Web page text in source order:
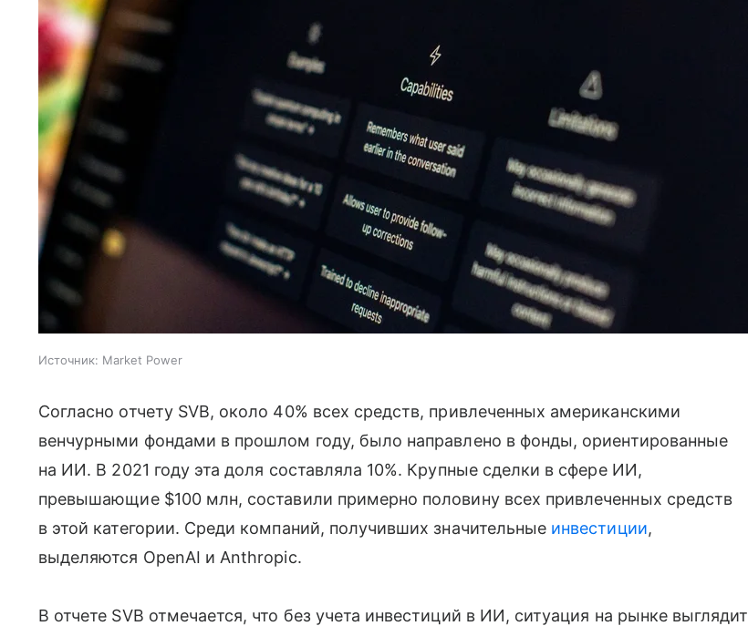
Источник: Market Power
Согласно отчету SVB, около 40% всех средств, привлеченных американскими
венчурными фондами в прошлом году, было направлено в фонды, ориентированные
на ИИ. В 2021 году эта доля составляла 10%. Крупные сделки в сфере ИИ,
превышающие $100 млн, составили примерно половину всех привлеченных средств
в этой категории. Среди компаний, получивших значительные инвестиции,
выделяются OpenAI и Anthropic.
В отчете SVB отмечается, что без учета инвестиций в ИИ, ситуация на рынке выглядит